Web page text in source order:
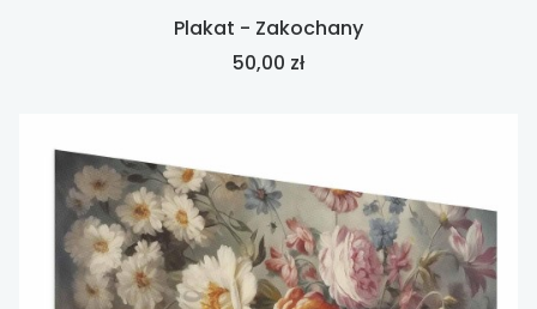
Plakat - Zakochany
Cena
50,00 zł